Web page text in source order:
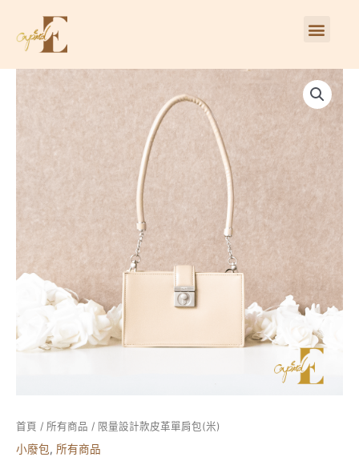
首頁 / 所有商品 / 限量設計款皮革單肩包(米)
小廢包, 所有商品